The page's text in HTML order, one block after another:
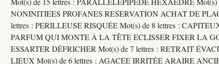
NONINITIEES PROFANES RESERVATION ACHAT DE
lettres : PERILLEUSE RISQUÉE Mot(s) de 8 lettres :
PARFUM QUI MONTE À LA TÊTE ECLISSER FIXER LA
ESSARTER DÉFRICHER Mot(s) de 7 lettres : RETRAIT
LIEUX Mot(s) de 6 lettres : AGACEE IRRITÉE ARAIRE